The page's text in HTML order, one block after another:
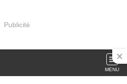
Publicité
MENU